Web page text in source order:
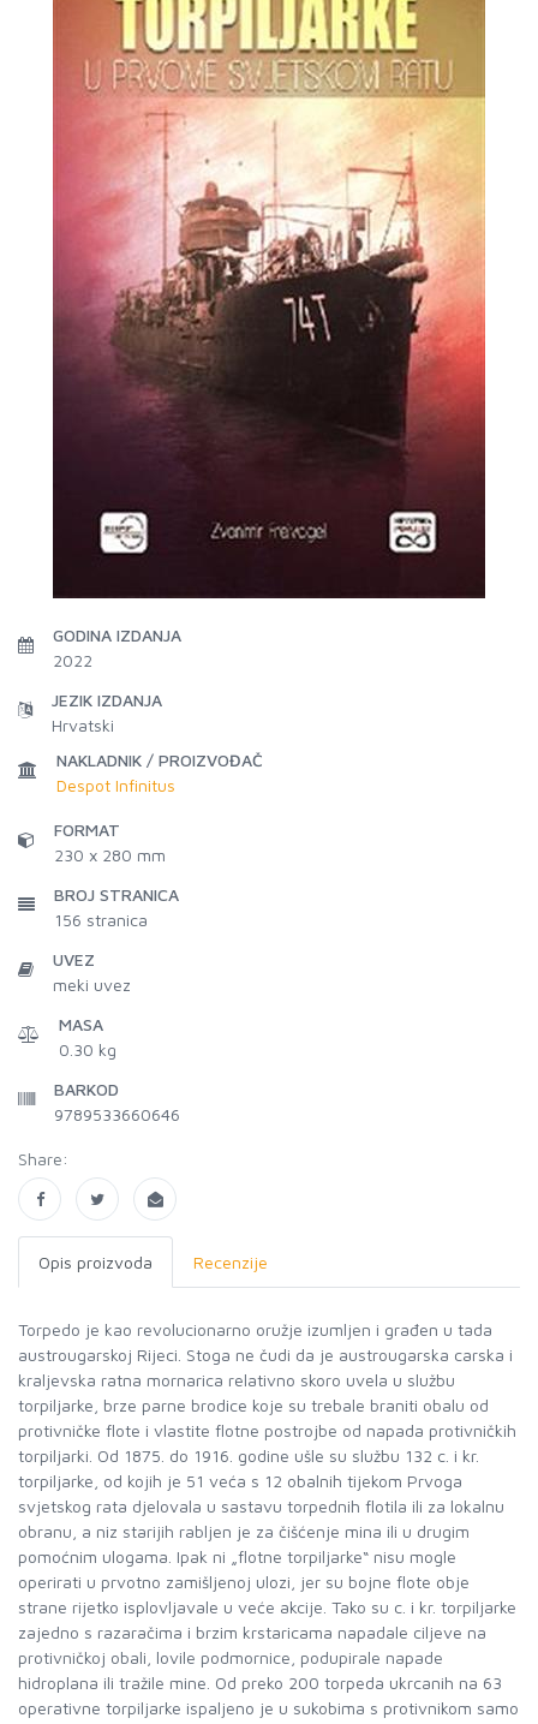
GODINA IZDANJA
2022
JEZIK IZDANJA
Hrvatski
NAKLADNIK / PROIZVOĐAČ
Despot Infinitus
FORMAT
230 x 280 mm
BROJ STRANICA
156 stranica
UVEZ
meki uvez
MASA
0.30 kg
BARKOD
9789533660646
Share:
Opis proizvoda Recenzije
Torpedo je kao revolucionarno oružje izumljen i građen u tada
austrougarskoj Rijeci. Stoga ne čudi da je austrougarska carska i
kraljevska ratna mornarica relativno skoro uvela u službu
torpiljarke, brze parne brodice koje su trebale braniti obalu od
protivničke flote i vlastite flotne postrojbe od napada protivničkih
torpiljarki. Od 1875. do 1916. godine ušle su službu 132 c. i kr.
torpiljarke, od kojih je 51 veća s 12 obalnih tijekom Prvoga
svjetskog rata djelovala u sastavu torpednih flotila ili za lokalnu
obranu, a niz starijih rabljen je za čišćenje mina ili u drugim
pomoćnim ulogama. Ipak ni „flotne torpiljarke“ nisu mogle
operirati u prvotno zamišljenoj ulozi, jer su bojne flote obje
strane rijetko isplovljavale u veće akcije. Tako su c. i kr. torpiljarke
zajedno s razaračima i brzim krstaricama napadale ciljeve na
protivničkoj obali, lovile podmornice, podupirale napade
hidroplana ili tražile mine. Od preko 200 torpeda ukrcanih na 63
operativne torpiljarke ispaljeno je u sukobima s protivnikom samo